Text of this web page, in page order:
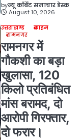
byन्यू कॉर्बेट समाचार डेस्क
August 10, 2026
उत्तराखण्ड
क्राइम
रामनगर
रामनगर में
गौकशी का बड़ा
खुलासा, 120
किलो प्रतिबंधित
मांस बरामद, दो
आरोपी गिरफ्तार,
दो फरार।